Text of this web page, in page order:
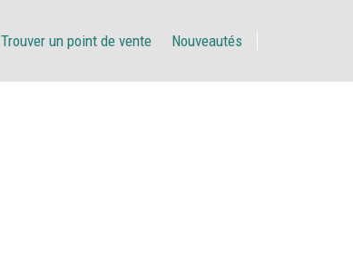
Trouver un point de vente Nouveautés